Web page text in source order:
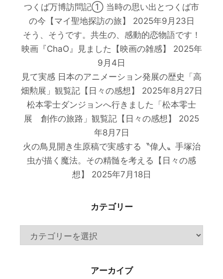
つくば万博訪問記① 当時の思い出とつくば市
の今【マイ聖地探訪の旅】
2025年9月23日
そう、そうです。共生の、感動的恋物語です！
映画『ChaO』見ました【映画の雑感】
2025年
9月4日
見て実感 日本のアニメーション発展の歴史「高
畑勲展」観覧記【日々の感想】
2025年8月27日
松本零士ダンジョンへ行きました「松本零士
展 創作の旅路」観覧記【日々の感想】
2025
年8月7日
火の鳥見開き生原稿で実感する〝偉人〟手塚治
虫が描く魔法。その精髄を考える【日々の感
想】
2025年7月18日
カテゴリー
テ
アーカイブ